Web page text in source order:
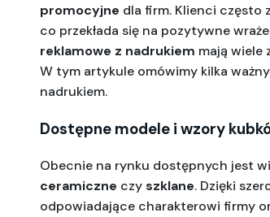
promocyjne dla firm. Klienci często
co przekłada się na pozytywne
reklamowe z nadrukiem mają wiele
W tym artykule omówimy kilka
nadrukiem.
Dostępne modele i wzory
Obecnie na rynku dostępnych jest
ceramiczne czy szklane. Dzięki
odpowiadające charakterowi firmy